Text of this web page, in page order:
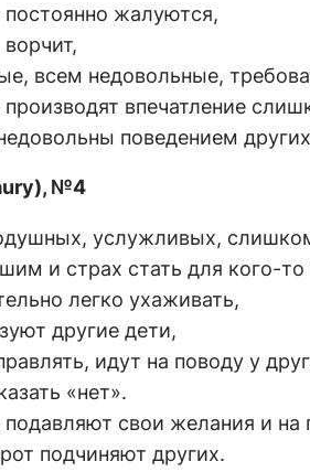
жалуются,
всем недовольные,
впечатление
поведением
№4
услужливых,
и страх стать для кого-
легко ухаживать,
другие дети,
идут на поводу у
«нет».
свои желания и
подчиняют других.